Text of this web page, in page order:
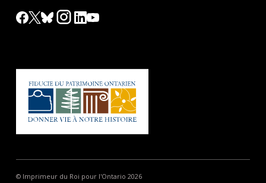
© Imprimeur du Roi pour l'Ontario 2026